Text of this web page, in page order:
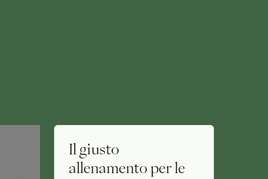
Il giusto
allenamento per le